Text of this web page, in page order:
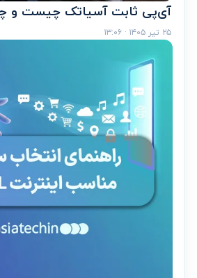
آی‌پی ثابت آسیاتک چیست و چه
۲۵ تیر ۱۴۰۵ · ۱۳:۰۶